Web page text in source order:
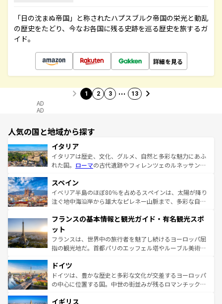
「日の沈まぬ帝国」と称されたハプスブルク帝国の栄光と動乱
の歴史をたどり、今なお各国に残る史跡を巡る歴史を旅するガ
イド。
詳細を見る
1 2 3 … 13
AD
AD
人気の国と地域から探す
イタリア
イタリアは歴史、文化、グルメ、自然と多彩な魅力にあふ
れた国。 ローマの古代遺跡やフィレンツェのルネッサンス
ろん、トスカーナの美しい田園風景やアマルフィ海岸の絶
景など、自然景観も見逃せない。観光の合間には、本場の
ピザやパスタなど、絶品のイタリア料理を堪能することも
ませてくれるイタリアで、忘れられない旅をしてみよう！
なお、新着のイタリア情報は
しい。
スペイン
イベリア半島のほぼ80％を占めるスペインは、太陽が降り
注ぐ地中海沿岸から雄大なピレネー山脈まで、多彩な自然
文化が根付くこの国では、情熱的なフラメンコ、熱気あふ
れる闘牛、そして美味しいタパスが生活の一部となってい
る。首都マドリードの洗練された雰囲気や、バルセロナの
アートに溢れた街角から、地方では古代ローマ遺跡や中世
せる。地方によって風土や気候が異なるスペインはその個
性で訪れる人を魅了する。 なお、新着のスペイン情報は コ
ンテンツ一覧を参照してほしい。
フランスの基本情報と観光ガイド・有名観光スポ
ット
フランスは、世界中の旅行者を魅了し続けるヨーロッパ屈
指の観光地だ。首都パリのエッフェル塔やルーブル美術館
で、幅広い魅力が詰まっている。華麗な宮殿、歴史的な大
聖堂、美しいビーチ、そして豊かな自然が、訪れる者を心
から魅了する。また、フランスは美食の国としても知ら
いる。シャンパンの発祥地であるランス、プロヴァンスの
ドイツ
ドイツは、豊かな歴史と多彩な文化が交差するヨーロッパ
の中心に位置する国。中世の街並みが残るロマンチック街
顔を持つこの国は、どこを歩いても飽きることがない。ベ
イギリス